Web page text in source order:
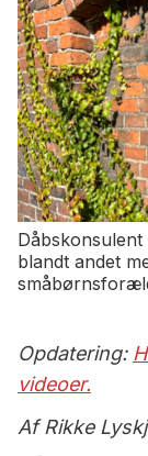
blandt andet
Opdatering:
videoer.
Af Rikke